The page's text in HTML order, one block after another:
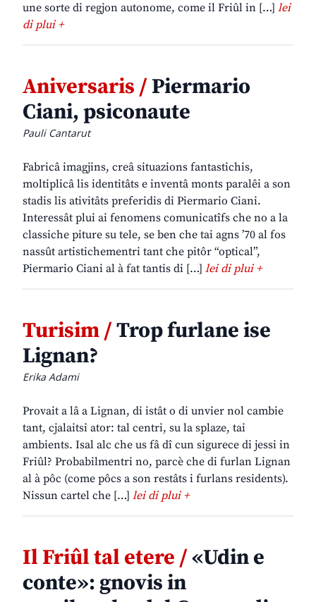
une sorte di regjon autonome, come il Friûl in […] lei
di plui +
Aniversaris /Piermario
Ciani, psiconaute
Pauli Cantarut
Fabricâ imagjins, creâ situazions fantastichis,
moltiplicâ lis identitâts e inventâ monts paralêi a son
stadis lis ativitâts preferidis di Piermario Ciani.
Interessât plui ai fenomens comunicatîfs che no a la
classiche piture su tele, se ben che tai agns ’70 al fos
nassût artistichementri tant che pitôr “optical”,
Piermario Ciani al à fat tantis di […] lei di plui +
Turisim /Trop furlane ise
Lignan?
Erika Adami
Provait a lâ a Lignan, di istât o di unvier nol cambie
tant, cjalaitsi ator: tal centri, su la splaze, tai
ambients. Isal alc che us fâ dî cun sigurece di jessi in
Friûl? Probabilmentri no, parcè che di furlan Lignan
al à pôc (come pôcs a son restâts i furlans residents).
Nissun cartel che […] lei di plui +
Il Friûl tal etere /«Udin e
conte»: gnovis in